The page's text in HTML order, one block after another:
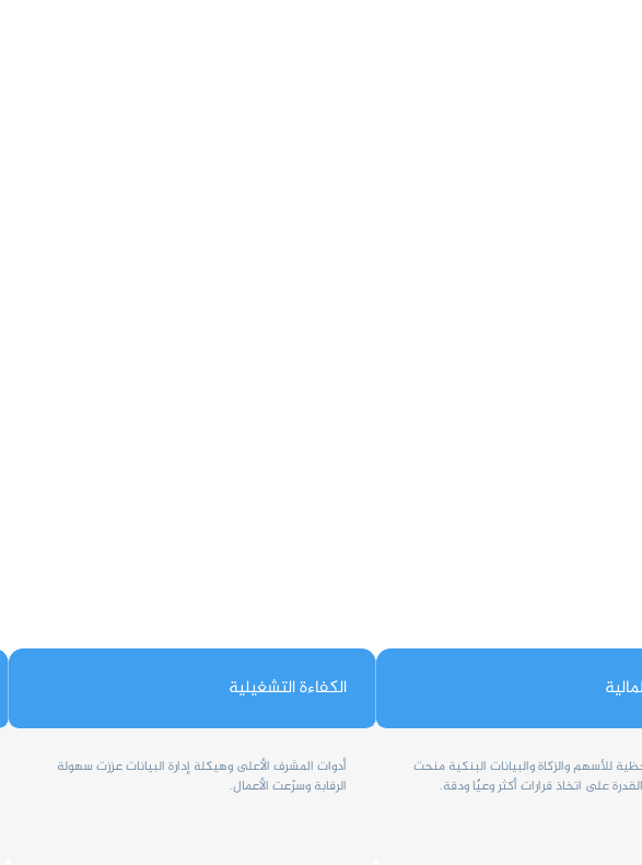
الكفاءة التشغيلية
أدوات المشرف الأعلى وهيكلة إدارة البيانات عززت سهولة
الرقابة وسرّعت الأعمال.
للأسهم والزكاة والبيانات البنكية منحت
على اتخاذ قرارات أكثر وعيًا ودقة.